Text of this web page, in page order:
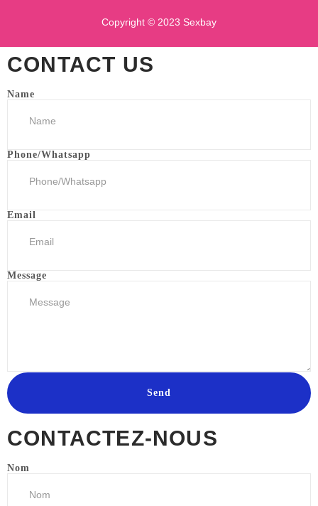
Copyright © 2023 Sexbay
CONTACT US
Name
Phone/Whatsapp
Email
Message
Send
CONTACTEZ-NOUS
Nom